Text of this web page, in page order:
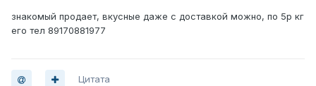
знакомый продает, вкусные даже с доставкой можно, по 5р кг
его тел 89170881977
Цитата